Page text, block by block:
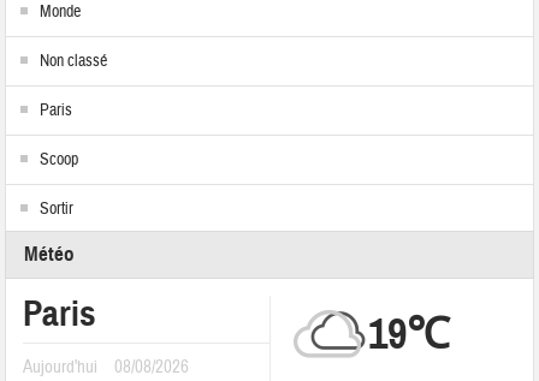
Monde
Non classé
Paris
Scoop
Sortir
Météo
Paris
Aujourd'hui 08/08/2026
19℃